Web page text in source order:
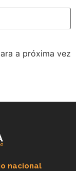
a próxima vez
nacional